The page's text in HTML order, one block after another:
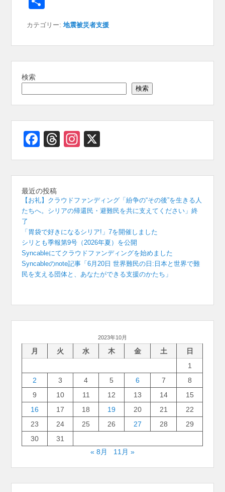
e
b
o
o
k
a
d
s
s
A
p
p
n
g
er
a
m
有
カテゴリー: 地震被災者支援
検索
検索
Facebook
Threads
Instagram
最近の投稿
【お礼】クラウドファンディング「紛争の“その後”を生きる人
たちへ。シリアの帰還民・避難民を共に支えてください」終
了
「胃袋で好きになるシリア!」7を開催しました
シリとも季報第9号（2026年夏）を公開
Syncableにてクラウドファンディングを始めました
Syncableのnote記事「6月20日 世界難民の日:日本と世界で難
民を支える団体と、あなたができる支援のかたち」
2023年10月
月 火 水 木 金 土
日
1
2
3 4 5 6 7
8
9
10 11 12 13 14
15
16
17 18 19 20 21
22
23
24 25 26 27 28
29
30
31
« 8月
11月 »